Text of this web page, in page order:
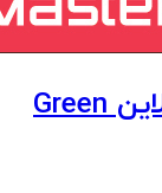
بالش گردن فوم مموری گرین لاین Green